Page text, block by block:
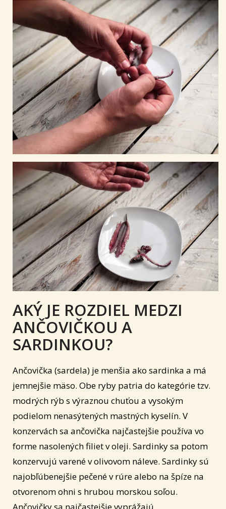
AKÝ JE ROZDIEL MEDZI
ANČOVIČKOU A
SARDINKOU?
Ančovička (sardela) je menšia ako sardinka a má
jemnejšie mäso. Obe ryby patria do kategórie tzv.
modrých rýb s výraznou chuťou a vysokým
podielom nenasýtených mastných kyselín. V
konzervách sa ančovička najčastejšie používa vo
forme nasolených filiet v oleji. Sardinky sa potom
konzervujú varené v olivovom náleve. Sardinky sú
najobľúbenejšie pečené v rúre alebo na špíze na
otvorenom ohni s hrubou morskou soľou.